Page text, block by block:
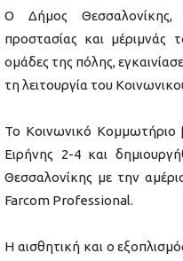
Ο Δήμος Θεσσαλονίκης,
προστασίας και μέριμνάς
ομάδες της πόλης,
τη λειτουργία του
Το Κοινωνικό Κομμωτήριο
Ειρήνης 2-4 και
Θεσσαλονίκης με την
Farcom Professional.
Η αισθητική και ο